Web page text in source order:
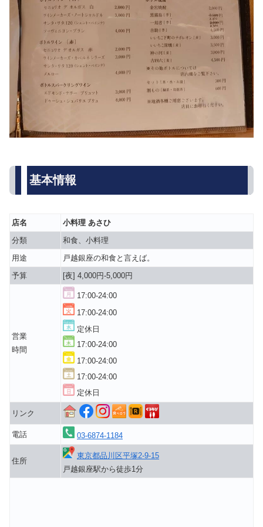
基本情報
店名
小料理 あさひ
分類
和食、小料理
用途
戸越銀座の和食と言えば。
予算
[夜] 4,000円-5,000円
営業
時間
17:00-24:00
17:00-24:00
定休日
17:00-24:00
17:00-24:00
17:00-24:00
定休日
リンク
電話 03-6874-1184
住所
東京都品川区平塚2-9-15
戸越銀座駅から徒歩1分